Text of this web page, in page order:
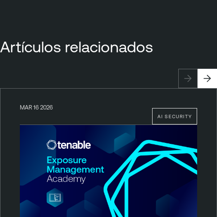
Artículos relacionados
AI SECURITY
MAR 16 2026